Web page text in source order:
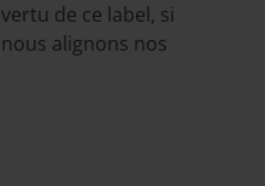
de ce label, si
alignons nos